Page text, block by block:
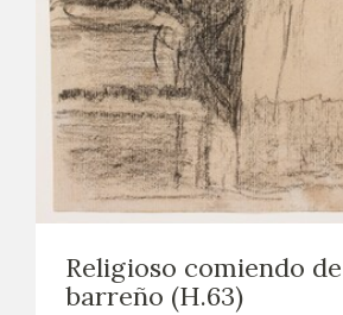
Religioso comiendo
barreño (H.63)